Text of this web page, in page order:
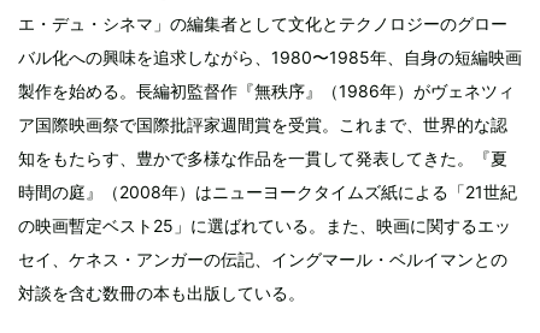
エ・デュ・シネマ」の編集者として文化とテクノロジーのグロー
バル化への興味を追求しながら、1980〜1985年、自身の短編映画
製作を始める。長編初監督作『無秩序』（1986年）がヴェネツィ
ア国際映画祭で国際批評家週間賞を受賞。これまで、世界的な認
知をもたらす、豊かで多様な作品を一貫して発表してきた。『夏
時間の庭』（2008年）はニューヨークタイムズ紙による「21世紀
の映画暫定ベスト25」に選ばれている。また、映画に関するエッ
セイ、ケネス・アンガーの伝記、イングマール・ベルイマンとの
対談を含む数冊の本も出版している。